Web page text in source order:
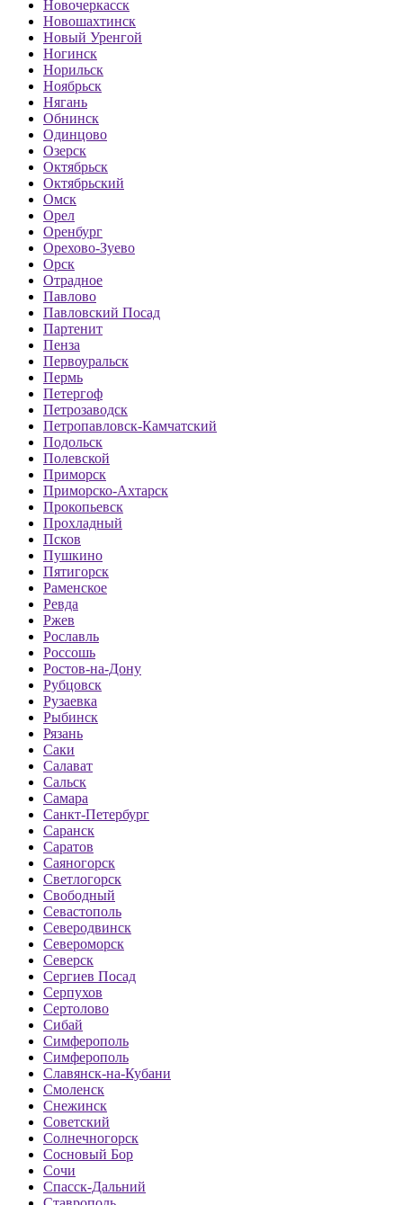
Новочеркасск
Новошахтинск
Новый Уренгой
Ногинск
Норильск
Ноябрьск
Нягань
Обнинск
Одинцово
Озерск
Октябрьск
Октябрьский
Омск
Орел
Оренбург
Орехово-Зуево
Орск
Отрадное
Павлово
Павловский Посад
Партенит
Пенза
Первоуральск
Пермь
Петергоф
Петрозаводск
Петропавловск-Камчатский
Подольск
Полевской
Приморск
Приморско-Ахтарск
Прокопьевск
Прохладный
Псков
Пушкино
Пятигорск
Раменское
Ревда
Ржев
Рославль
Россошь
Ростов-на-Дону
Рубцовск
Рузаевка
Рыбинск
Рязань
Саки
Салават
Сальск
Самара
Санкт-Петербург
Саранск
Саратов
Саяногорск
Светлогорск
Свободный
Севастополь
Северодвинск
Североморск
Северск
Сергиев Посад
Серпухов
Сертолово
Сибай
Симферополь
Симферополь
Славянск-на-Кубани
Смоленск
Снежинск
Советский
Солнечногорск
Сосновый Бор
Сочи
Спасск-Дальний